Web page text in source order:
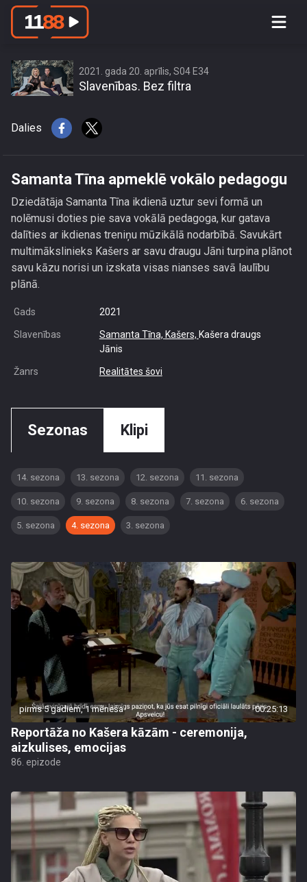
Samanta Tīna apmeklē vokālo
2021. gada 20. aprīlis, S04 E34
Slavenības. Bez filtra
Dalies
Samanta Tīna apmeklē vokālo pedagogu
Dziedātāja Samanta Tīna ikdienā uztur sevi formā un
nolēmusi doties pie sava vokālā pedagoga, kur gatava
dalīties ar ikdienas treniņu mūzikālā nodarbībā. Savukārt
multimākslinieks Kašers ar savu draugu Jāni turpina plānot
savu kāzu norisi un izskata visas nianses savā laulību
plānā.
Gads 2021
Slavenības Samanta Tīna, Kašers, Kašera draugs
Jānis
Žanrs Realitātes šovi
Sezonas Klipi
14. sezona 13. sezona 12. sezona 11. sezona
10. sezona 9. sezona 8. sezona 7. sezona 6. sezona
5. sezona 4. sezona 3. sezona
pirms 5 gadiem, 1 mēneša 00:25:13
Reportāža no Kašera kāzām - ceremonija,
aizkulises, emocijas
86. epizode